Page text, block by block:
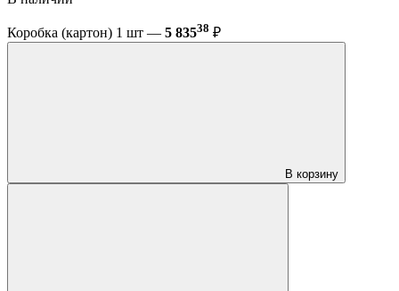
Коробка (картон) 1 шт — 5 83538 ₽
В корзину